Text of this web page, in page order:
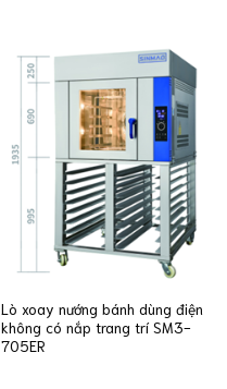
Lò xoay nướng bánh dùng điện
không có nắp trang trí SM3-
705ER